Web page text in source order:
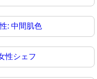
: 中間肌色
性シェフ